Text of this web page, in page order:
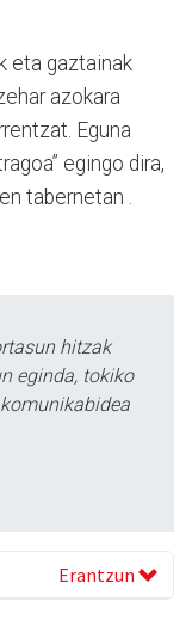
eta gaztainak
azokara
Eguna
egingo dira,
tabernetan .
hitzak
eginda, tokiko
Erantzun